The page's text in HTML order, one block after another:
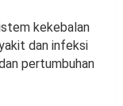
kekebalan
dan infeksi
pertumbuhan